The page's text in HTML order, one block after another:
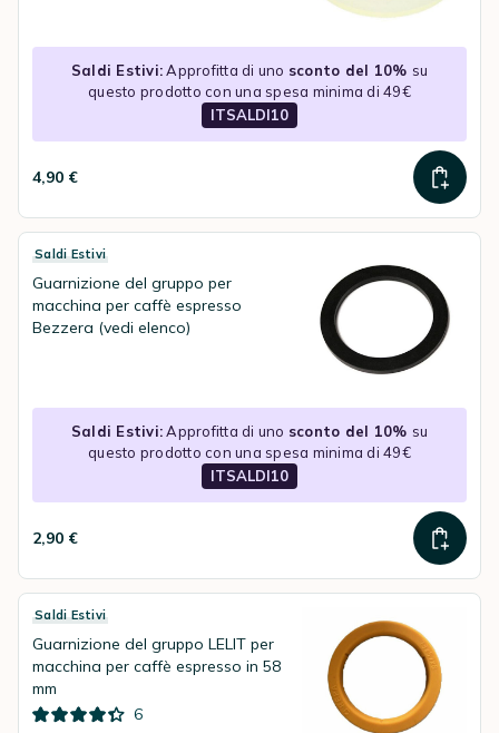
Saldi Estivi:Approfitta di uno sconto del 10% su
questo prodotto con una spesa minima di 49€
ITSALDI10
4,90 €
Saldi Estivi
Guarnizione del gruppo per
macchina per caffè espresso
Bezzera (vedi elenco)
Saldi Estivi:Approfitta di uno sconto del 10% su
questo prodotto con una spesa minima di 49€
ITSALDI10
2,90 €
Saldi Estivi
Guarnizione del gruppo LELIT per
macchina per caffè espresso in 58
mm
6